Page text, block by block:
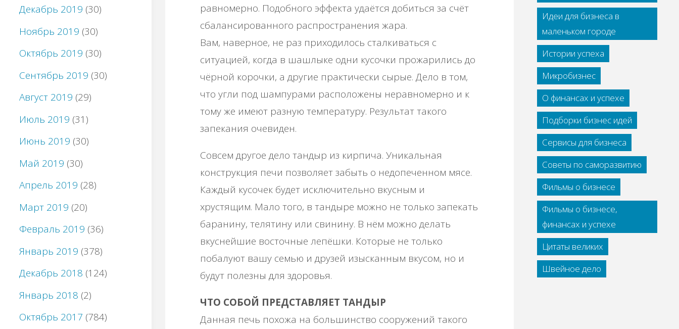
равномерно. Подобного эффекта удаётся добиться за счёт
сбалансированного распространения жара.
Вам, наверное, не раз приходилось сталкиваться с
ситуацией, когда в шашлыке одни кусочки прожарились до
чёрной корочки, а другие практически сырые. Дело в том,
что угли под шампурами расположены неравномерно и к
тому же имеют разную температуру. Результат такого
запекания очевиден.
Совсем другое дело тандыр из кирпича. Уникальная
конструкция печи позволяет забыть о недопеченном мясе.
Каждый кусочек будет исключительно вкусным и
хрустящим. Мало того, в тандыре можно не только запекать
баранину, телятину или свинину. В нём можно делать
вкуснейшие восточные лепёшки. Которые не только
побалуют вашу семью и друзей изысканным вкусом, но и
будут полезны для здоровья.
ЧТО СОБОЙ ПРЕДСТАВЛЯЕТ ТАНДЫР
Данная печь похожа на большинство сооружений такого
Декабрь 2019 (30)
Ноябрь 2019 (30)
Октябрь 2019 (30)
Сентябрь 2019 (30)
Август 2019 (29)
Июль 2019 (31)
Июнь 2019 (30)
Май 2019 (30)
Апрель 2019 (28)
Март 2019 (20)
Февраль 2019 (36)
Январь 2019 (378)
Декабрь 2018 (124)
Январь 2018 (2)
Октябрь 2017 (784)
Идеи для бизнеса в
маленьком городе
Истории успеха
Микробизнес
О финансах и успехе
Подборки бизнес идей
Сервисы для бизнеса
Советы по саморазвитию
Фильмы о бизнесе
Фильмы о бизнесе,
финансах и успехе
Цитаты великих
Швейное дело